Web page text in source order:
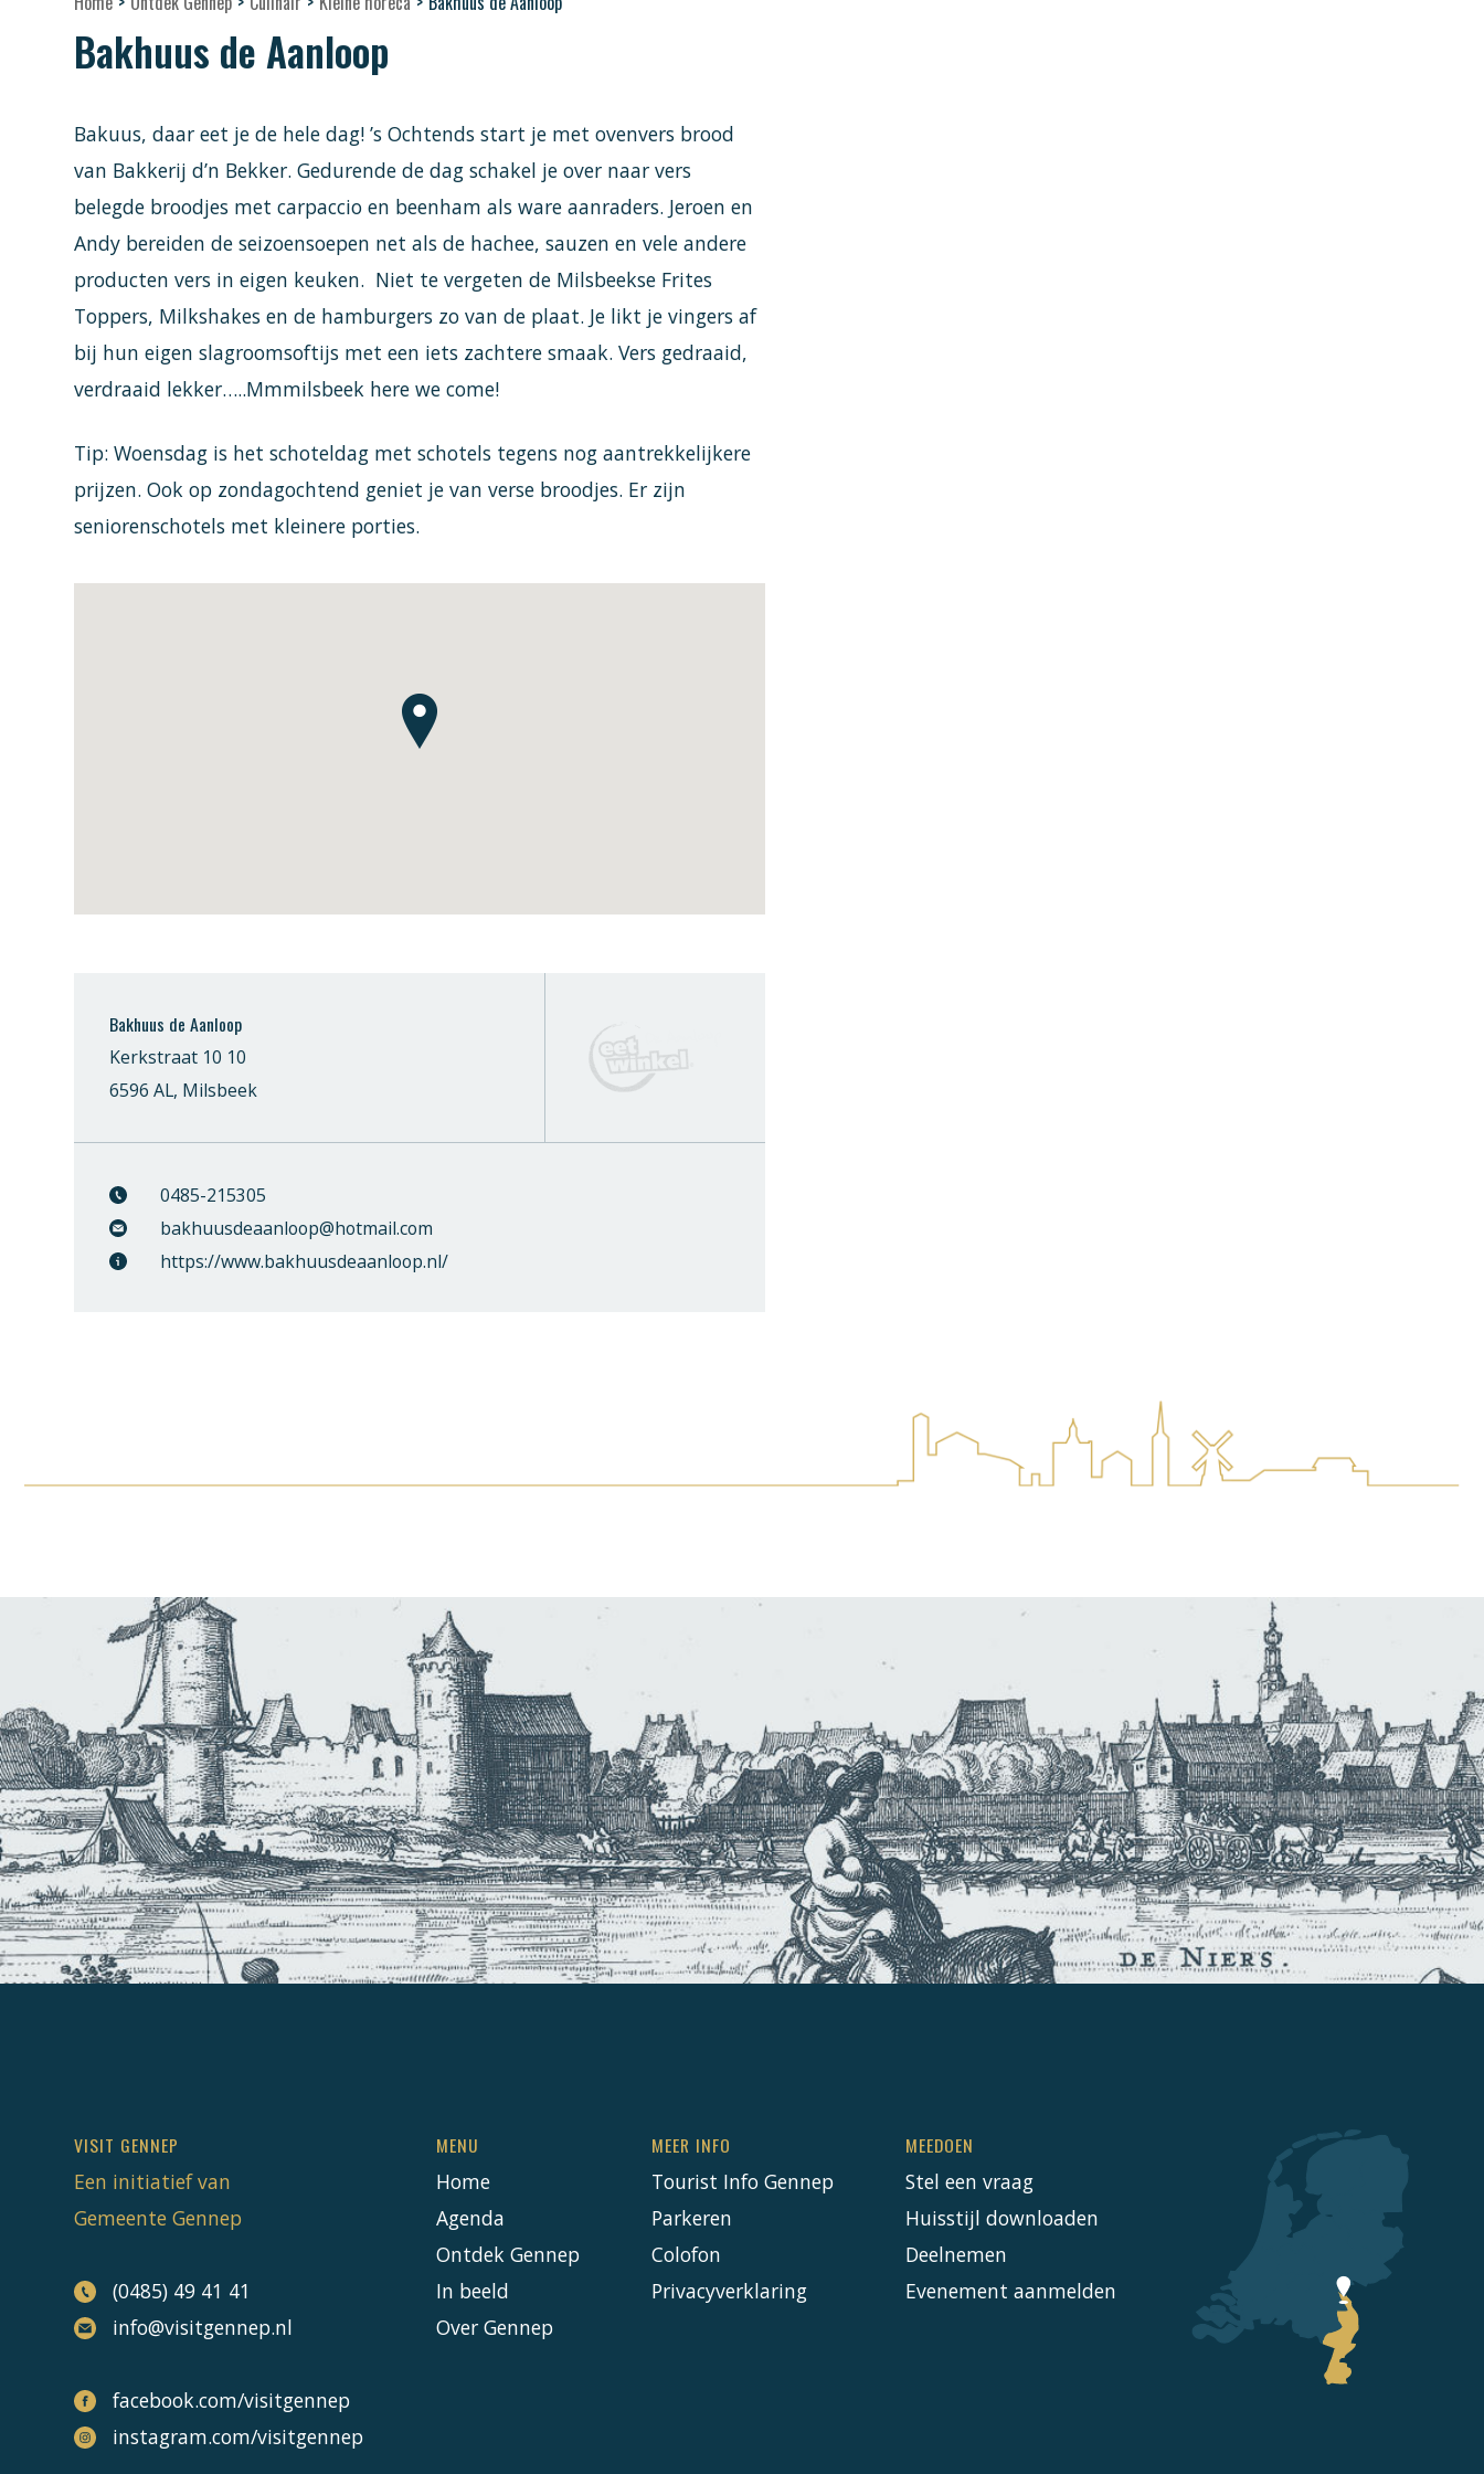
Bakhuus de Aanloop
Bakuus, daar eet je de hele dag! ’s Ochtends start je met ovenvers brood
van Bakkerij d’n Bekker. Gedurende de dag schakel je over naar vers
belegde broodjes met carpaccio en beenham als ware aanraders. Jeroen en
Andy bereiden de seizoensoepen net als de hachee, sauzen en vele andere
producten vers in eigen keuken. Niet te vergeten de Milsbeekse Frites
Toppers, Milkshakes en de hamburgers zo van de plaat. Je likt je vingers af
bij hun eigen slagroomsoftijs met een iets zachtere smaak. Vers gedraaid,
verdraaid lekker…..Mmmilsbeek here we come!
Tip: Woensdag is het schoteldag met schotels tegens nog aantrekkelijkere
prijzen. Ook op zondagochtend geniet je van verse broodjes. Er zijn
seniorenschotels met kleinere porties.
Bakhuus de Aanloop
Kerkstraat 10 10
6596 AL, Milsbeek
0485-215305
bakhuusdeaanloop@hotmail.com
https://www.bakhuusdeaanloop.nl/
VISIT GENNEP
Een initiatief van
Gemeente Gennep
(0485) 49 41 41
info@visitgennep.nl
facebook.com/visitgennep
instagram.com/visitgennep
MENU
Home
Agenda
Ontdek Gennep
In beeld
Over Gennep
MEER INFO
Tourist Info Gennep
Parkeren
Colofon
Privacyverklaring
MEEDOEN
Stel een vraag
Huisstijl downloaden
Deelnemen
Evenement aanmelden